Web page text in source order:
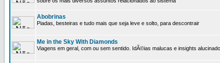
Abobrinas
Piadas, besteiras e tudo mais que seja leve e solto, para descontrair
Me in the Sky With Diamonds
Viagens em geral, com ou sem sentido. IdÃ©ias malucas e insights